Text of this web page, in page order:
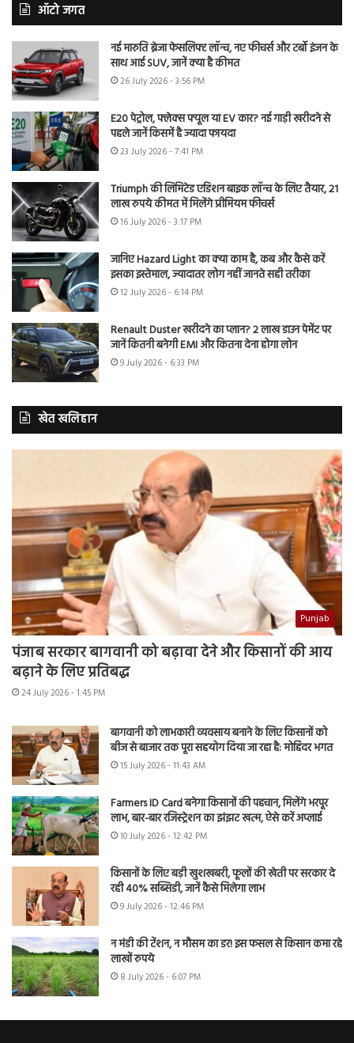
ऑटो जगत
नई मारुति ब्रेजा फेसलिफ्ट लॉन्च, नए फीचर्स और टर्बो इंजन के
साथ आई SUV, जानें क्या है कीमत
26 July 2026 - 3:56 PM
E20 पेट्रोल, फ्लेक्स फ्यूल या EV कार? नई गाड़ी खरीदने से
पहले जानें किसमें है ज्यादा फायदा
23 July 2026 - 7:41 PM
Triumph की लिमिटेड एडिशन बाइक लॉन्च के लिए तैयार, 21
लाख रुपये कीमत में मिलेंगे प्रीमियम फीचर्स
16 July 2026 - 3:17 PM
जानिए Hazard Light का क्या काम है, कब और कैसे करें
इसका इस्तेमाल, ज्यादातर लोग नहीं जानते सही तरीका
12 July 2026 - 6:14 PM
Renault Duster खरीदने का प्लान? 2 लाख डाउन पेमेंट पर
जानें कितनी बनेगी EMI और कितना देना होगा लोन
9 July 2026 - 6:33 PM
खेत खलिहान
Punjab
पंजाब सरकार बागवानी को बढ़ावा देने और किसानों की आय
बढ़ाने के लिए प्रतिबद्ध
24 July 2026 - 1:45 PM
बागवानी को लाभकारी व्यवसाय बनाने के लिए किसानों को
बीज से बाजार तक पूरा सहयोग दिया जा रहा है: मोहिंदर भगत
15 July 2026 - 11:43 AM
Farmers ID Card बनेगा किसानों की पहचान, मिलेंगे भरपूर
लाभ, बार-बार रजिस्ट्रेशन का झंझट खत्म, ऐसे करें अप्लाई
10 July 2026 - 12:42 PM
किसानों के लिए बड़ी खुशखबरी, फूलों की खेती पर सरकार दे
रही 40% सब्सिडी, जानें कैसे मिलेगा लाभ
9 July 2026 - 12:46 PM
न मंडी की टेंशन, न मौसम का डर! इस फसल से किसान कमा रहे
लाखों रुपये
8 July 2026 - 6:07 PM